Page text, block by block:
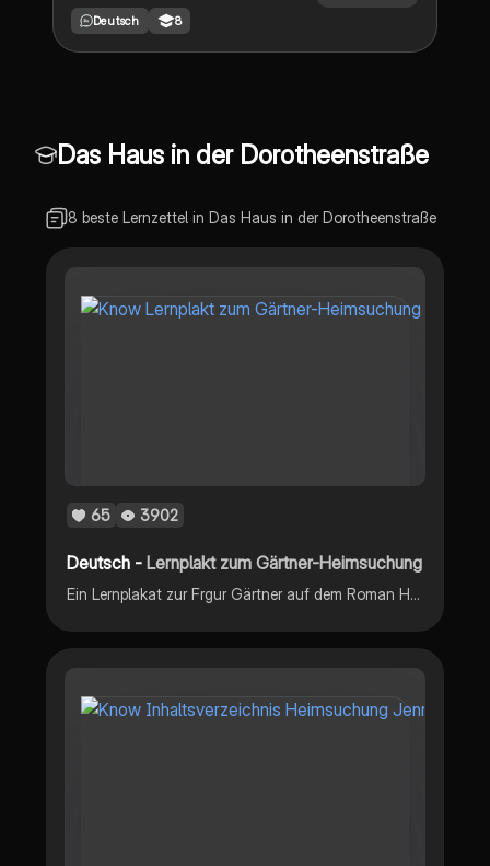
auseinandersetzen möchten.
wichtigsten Aspekte. Ideal für
Studierende, die sich schnell
Deutsch 8
Das Haus in der Dorotheenstraße
8 beste Lernzettel in Das Haus in der Dorotheenstraße
65 3902
Deutsch -Lernplakt zum Gärtner-Heimsuchung
Ein Lernplakat zur Frgur Gärtner auf dem Roman Heimsuchung von Jenny Erpenbeck